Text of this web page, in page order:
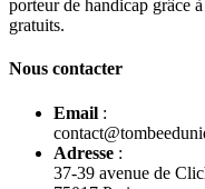
porteur de handicap grâce
gratuits.
Nous contacter
Email :
Adresse :
37-39 avenue de